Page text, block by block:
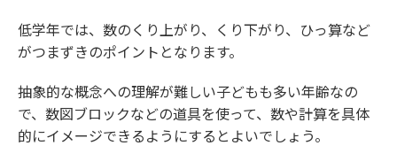
低学年では、数のくり上がり、くり下がり、ひっ算など
がつまずきのポイントとなります。
抽象的な概念への理解が難しい子どもも多い年齢なの
で、数図ブロックなどの道具を使って、数や計算を具体
的にイメージできるようにするとよいでしょう。